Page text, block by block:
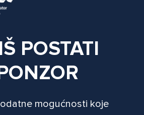
POSTATI
mogućnosti koje